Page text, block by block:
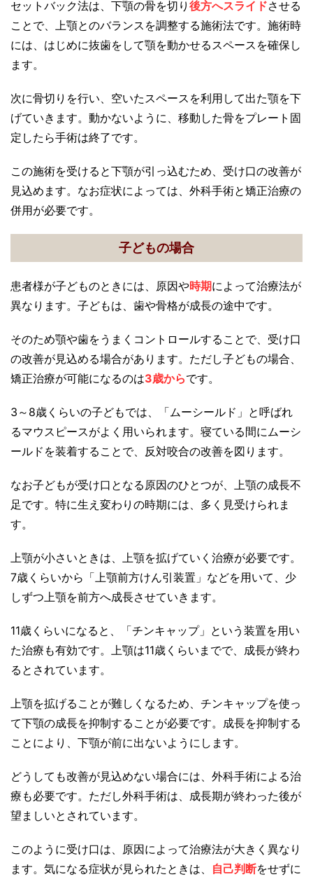
セットバック法は、下顎の骨を切り 後方へスライドさせる
ことで、上顎とのバランスを調整する施術法です。施術時
には、はじめに抜歯をして顎を動かせるスペースを確保し
ます。
次に骨切りを行い、空いたスペースを利用して出た顎を下
げていきます。動かないように、移動した骨をプレート固
定したら手術は終了です。
この施術を受けると下顎が引っ込むため、受け口の改善が
見込めます。なお症状によっては、外科手術と矯正治療の
併用が必要です。
子どもの場合
患者様が子どものときには、原因や時期によって治療法が
異なります。子どもは、歯や骨格が成長の途中です。
そのため顎や歯をうまくコントロールすることで、受け口
の改善が見込める場合があります。ただし子どもの場合、
矯正治療が可能になるのは3歳からです。
3～8歳くらいの子どもでは、「ムーシールド」と呼ばれ
るマウスピースがよく用いられます。寝ている間にムーシ
ールドを装着することで、反対咬合の改善を図ります。
なお子どもが受け口となる原因のひとつが、上顎の成長不
足です。特に生え変わりの時期には、多く見受けられま
す。
上顎が小さいときは、上顎を拡げていく治療が必要です。
7歳くらいから「上顎前方けん引装置」などを用いて、少
しずつ上顎を前方へ成長させていきます。
11歳くらいになると、「チンキャップ」という装置を用い
た治療も有効です。上顎は11歳くらいまでで、成長が終わ
るとされています。
上顎を拡げることが難しくなるため、チンキャップを使っ
て下顎の成長を抑制することが必要です。成長を抑制する
ことにより、下顎が前に出ないようにします。
どうしても改善が見込めない場合には、外科手術による治
療も必要です。ただし外科手術は、成長期が終わった後が
望ましいとされています。
このように受け口は、原因によって治療法が大きく異なり
ます。気になる症状が見られたときは、 自己判断をせずに